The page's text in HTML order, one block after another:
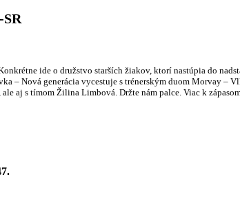
ide o družstvo starších žiakov, ktorí nastúpia do
– Nová generácia vycestuje s trénerským duom Morvay
aj s tímom Žilina Limbová. Držte nám palce. Viac k